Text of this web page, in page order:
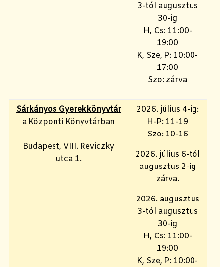
3-tól augusztus
30-ig
H, Cs: 11:00-
19:00
K, Sze, P: 10:00-
17:00
Szo: zárva
Sárkányos Gyerekkönyvtár
a Központi Könyvtárban
Budapest, VIII. Reviczky
utca 1.
2026. július 4-ig:
H-P: 11-19
Szo: 10-16
2026. július 6-tól
augusztus 2-ig
zárva.
2026. augusztus
3-tól augusztus
30-ig
H, Cs: 11:00-
19:00
K, Sze, P: 10:00-